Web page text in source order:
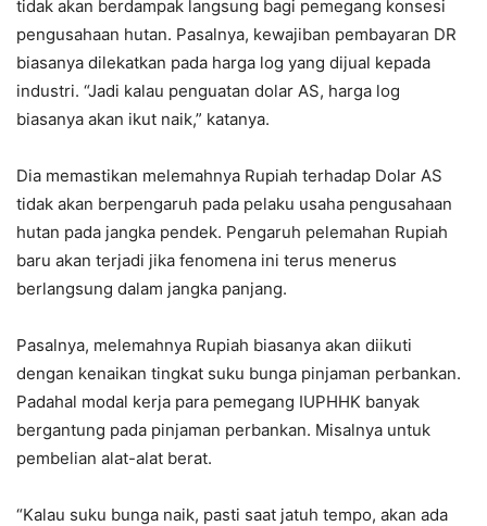
tidak akan berdampak langsung bagi pemegang konsesi
pengusahaan hutan. Pasalnya, kewajiban pembayaran DR
biasanya dilekatkan pada harga log yang dijual kepada
industri. “Jadi kalau penguatan dolar AS, harga log
biasanya akan ikut naik,” katanya.
Dia memastikan melemahnya Rupiah terhadap Dolar AS
tidak akan berpengaruh pada pelaku usaha pengusahaan
hutan pada jangka pendek. Pengaruh pelemahan Rupiah
baru akan terjadi jika fenomena ini terus menerus
berlangsung dalam jangka panjang.
Pasalnya, melemahnya Rupiah biasanya akan diikuti
dengan kenaikan tingkat suku bunga pinjaman perbankan.
Padahal modal kerja para pemegang IUPHHK banyak
bergantung pada pinjaman perbankan. Misalnya untuk
pembelian alat-alat berat.
“Kalau suku bunga naik, pasti saat jatuh tempo, akan ada